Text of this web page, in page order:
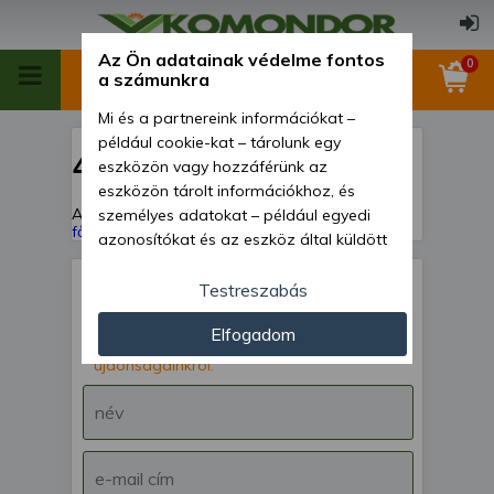
0
404
A keresett oldal nem található!Vissza a
főoldalra
IRATKOZZ FEL hírlevelünkre!
Értesülj akcióinkról,
újdonságainkról.
Az Ön adatainak védelme fontos
a számunkra
Mi és a partnereink információkat –
például cookie-kat – tárolunk egy
eszközön vagy hozzáférünk az
eszközön tárolt információkhoz, és
személyes adatokat – például egyedi
azonosítókat és az eszköz által küldött
személyre szabott hirdetések és
tartalom nyújtásához, hirdetés- és
tartalomméréshez, nézettségi adatok
gyűjtéséhez, valamint termékek
kifejlesztéséhez és a termékek
javításához. Az Ön engedélyével mi és a
módszerrel szerzett pontos geolokációs
adatokat és azonosítási információkat
Testreszabás
Elfogadom